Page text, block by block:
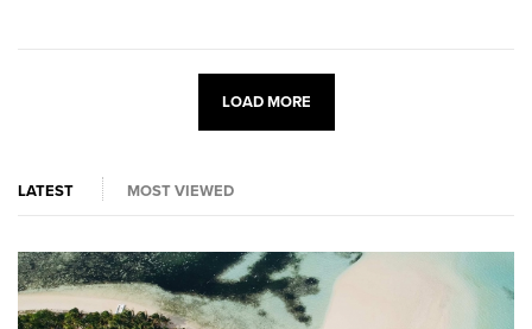
LOAD MORE
LATEST MOST VIEWED